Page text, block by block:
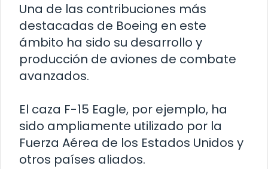
Una de las contribuciones más
destacadas de Boeing en este
ámbito ha sido su desarrollo y
producción de aviones de combate
avanzados.
El caza F-15 Eagle, por ejemplo, ha
sido ampliamente utilizado por la
Fuerza Aérea de los Estados Unidos y
otros países aliados.